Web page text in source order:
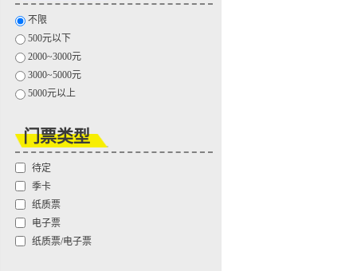
不限
500元以下
2000~3000元
3000~5000元
5000元以上
门票类型
待定
季卡
纸质票
电子票
纸质票/电子票